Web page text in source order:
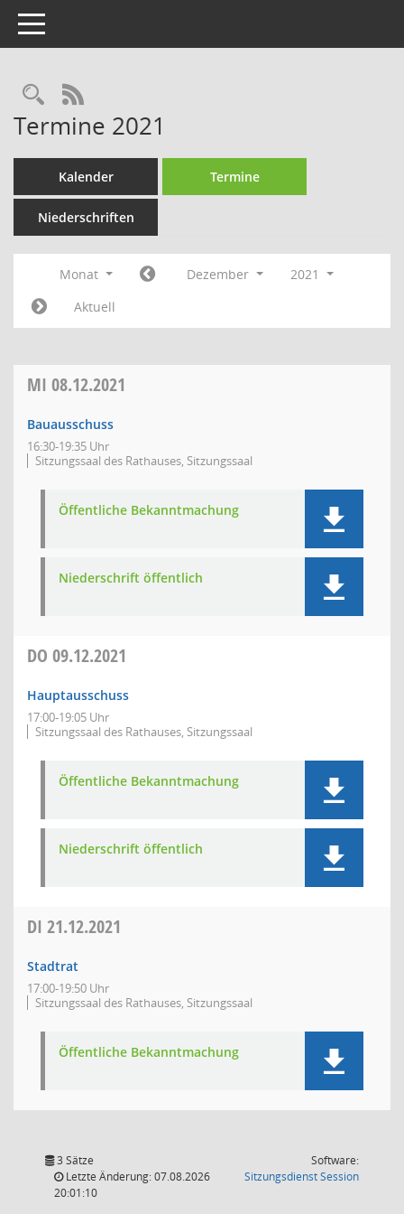
Toggle navigation
Rechercheauswahl
RSS-Feed
Termine 2021
Kalender Termine
Niederschriften
Monat Dezember
2021
Aktuell
MI 08.12.2021
Bauausschuss
16:30-19:35 Uhr
Sitzungssaal des Rathauses, Sitzungssaal
Öffentliche Bekanntmachung
Niederschrift öffentlich
DO 09.12.2021
Hauptausschuss
17:00-19:05 Uhr
Sitzungssaal des Rathauses, Sitzungssaal
Öffentliche Bekanntmachung
Niederschrift öffentlich
DI 21.12.2021
Stadtrat
17:00-19:50 Uhr
Sitzungssaal des Rathauses, Sitzungssaal
Öffentliche Bekanntmachung
3 Sätze
Letzte Änderung: 07.08.2026
20:01:10
Software:
SitzungsdienstSession(Wird in